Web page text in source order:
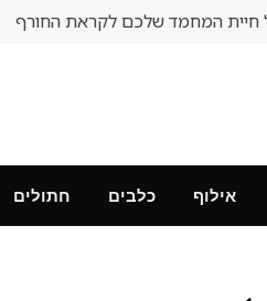
חיית המחמד שלכם לקראת החורף
אילוף כלבים חתולים